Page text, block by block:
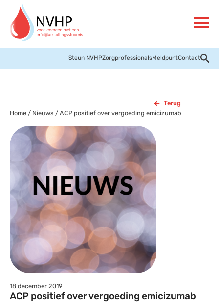
Steun NVHPZorgprofessionalsMeldpuntContact
Terug
Home / Nieuws / ACP positief over vergoeding emicizumab
18 december 2019
ACP positief over vergoeding emicizumab